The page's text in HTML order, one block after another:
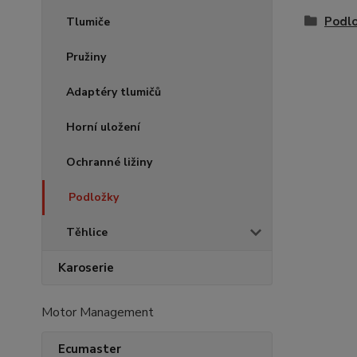
Tlumiče
Pružiny
Adaptéry tlumičů
Horní uložení
Ochranné ližiny
Podložky
Těhlice
Karoserie
Motor Management
Ecumaster